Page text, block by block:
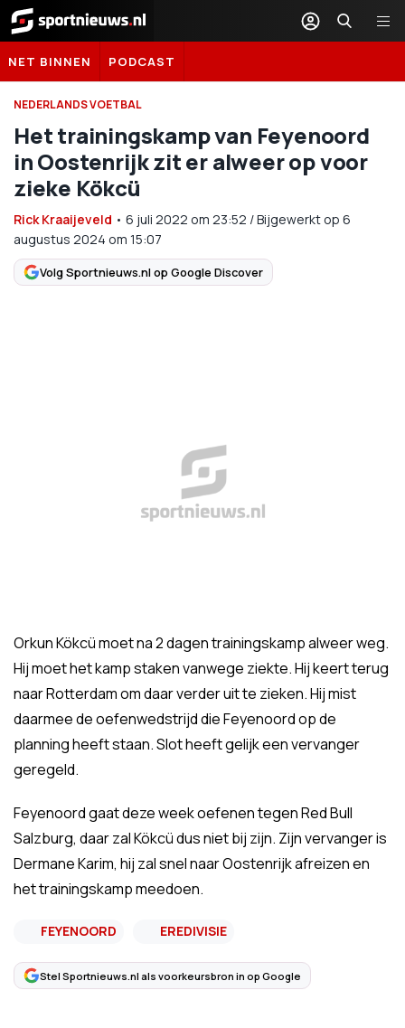
Sportnieuws.nl
NET BINNEN PODCAST
NEDERLANDS VOETBAL
Het trainingskamp van Feyenoord
in Oostenrijk zit er alweer op voor
zieke Kökcü
Rick Kraaijeveld • 6 juli 2022 om 23:52 /Bijgewerkt op 6
augustus 2024 om 15:07
Volg Sportnieuws.nl op Google Discover
Orkun Kökcü moet na 2 dagen trainingskamp alweer weg.
Hij moet het kamp staken vanwege ziekte. Hij keert terug
naar Rotterdam om daar verder uit te zieken. Hij mist
daarmee de oefenwedstrijd die Feyenoord op de
planning heeft staan. Slot heeft gelijk een vervanger
geregeld.
Feyenoord gaat deze week oefenen tegen Red Bull
Salzburg, daar zal Kökcü dus niet bij zijn. Zijn vervanger is
Dermane Karim, hij zal snel naar Oostenrijk afreizen en
het trainingskamp meedoen.
FEYENOORD EREDIVISIE
Stel Sportnieuws.nl als voorkeursbron in op Google